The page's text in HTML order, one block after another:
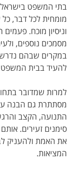
בתי המשפט בישראל
מומחית לכל דבר,
וניסיון מוכח.
מסמכים נוספים,
במקרים שבהם
להעיד בבית המשפט
למרות שמדובר
מסתתרת גם הבנה
התנועה, הקצב
סימנים זעירים.
את האמת ולהעניק
המציאות.